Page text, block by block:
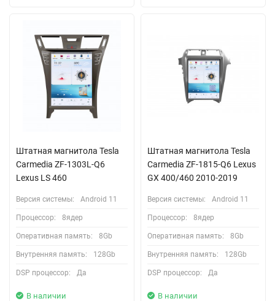
Штатная магнитола Tesla
Carmedia ZF-1303L-Q6
Lexus LS 460
Версия системы: Android 11
Процессор: 8ядер
Оперативная память: 8Gb
Внутренняя память: 128Gb
DSP процессор: Да
В наличии
Штатная магнитола Tesla
Сarmedia ZF-1815-Q6 Lexus
GX 400/460 2010-2019
Версия системы: Android 11
Процессор: 8ядер
Оперативная память: 8Gb
Внутренняя память: 128Gb
DSP процессор: Да
В наличии